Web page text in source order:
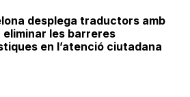
desplega traductors amb
eliminar les barreres
en l’atenció ciutadana